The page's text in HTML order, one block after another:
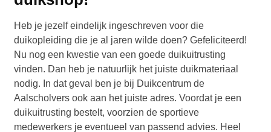
Heb je jezelf eindelijk ingeschreven voor die
duikopleiding die je al jaren wilde doen? Gefeliciteerd!
Nu nog een kwestie van een goede duikuitrusting
vinden. Dan heb je natuurlijk het juiste duikmateriaal
nodig. In dat geval ben je bij Duikcentrum de
Aalscholvers ook aan het juiste adres. Voordat je een
duikuitrusting bestelt, voorzien de sportieve
medewerkers je eventueel van passend advies. Heel